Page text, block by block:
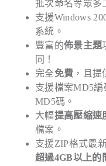
批次命名等眾多
支援Windows
系統。
豐富的佈景主題
同！
完全免費 ，且提
支援檔案MD5
MD5碼。
大幅提高壓縮速
檔案。
支援ZIP格式最
超過4GB以上的